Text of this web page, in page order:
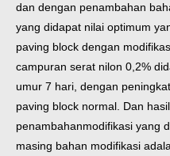
dan dengan penambahan
yang didapat nilai optimum
paving block dengan
campuran serat nilon 0,2%
umur 7 hari, dengan
paving block normal. Dan
penambahanmodifikasi yang
masing bahan modifikasi